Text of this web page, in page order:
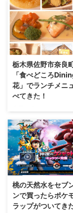
物。とろ～りした感
し。もちろん甘くて
ョコが大好きな人に
と思う。
栃木県佐野市奈良
「食べどころ
花」でランチメニ
べてきた！
栃木県佐野市奈良町
どころDining行楽花
か)というところへ行
ちなみにランチメニ
30から14：00まで。
ムページと場所
で見る お店のメニュー
盛りつけてあるのを好
ことができる。 パンも
桃の天然水をセブ
ンで買ったらポケ
ラップがついてき